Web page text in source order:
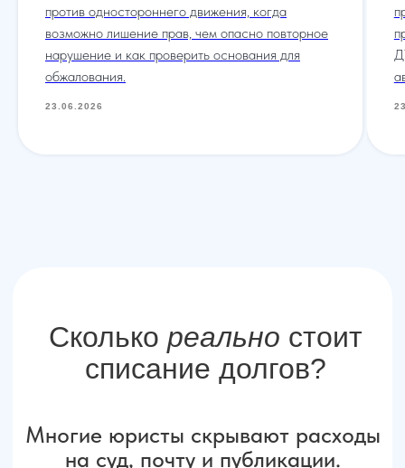
против одностороннего движения, когда
возможно лишение прав, чем опасно повторное
нарушение и как проверить основания для
обжалования.
23.06.2026